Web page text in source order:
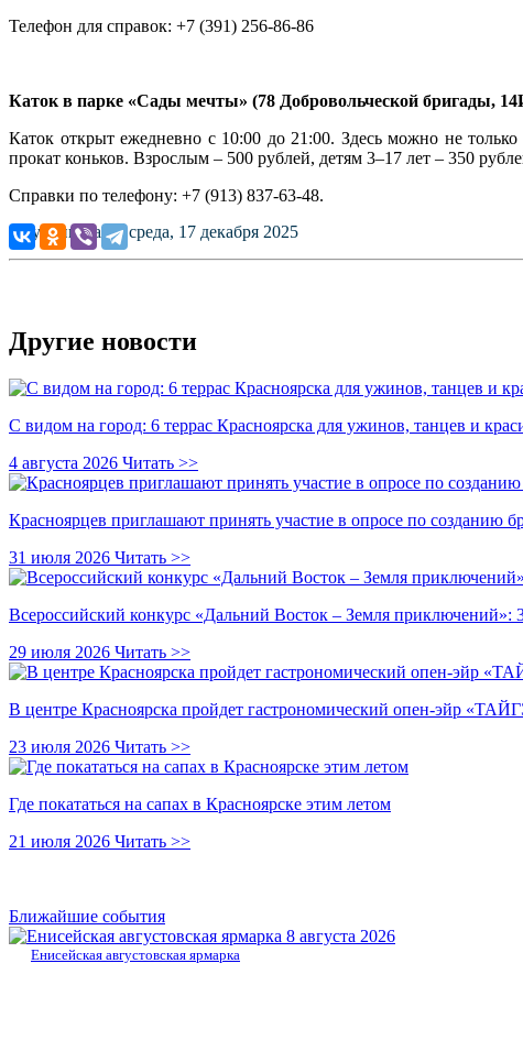
Телефон для справок: +7 (391) 256-86-86
Каток в парке «Сады мечты» (78 Добровольческой бригады,
Каток открыт ежедневно с 10:00 до 21:00. Здесь можно не
прокат коньков. Взрослым – 500 рублей, детям 3–17 лет – 350
Справки по телефону: +7 (913) 837-63-48.
Опубликовано: среда, 17 декабря 2025
Другие новости
С видом на город: 6 террас Красноярска для ужинов, танцев и
4 августа 2026 Читать >>
Красноярцев приглашают принять участие в опросе по созданию
31 июля 2026 Читать >>
Всероссийский конкурс «Дальний Восток – Земля приключений»:
29 июля 2026 Читать >>
В центре Красноярска пройдет гастрономический опен-эйр
23 июля 2026 Читать >>
Где покататься на сапах в Красноярске этим летом
21 июля 2026 Читать >>
Ближайшие события
8 августа 2026
Енисейская августовская ярмарка